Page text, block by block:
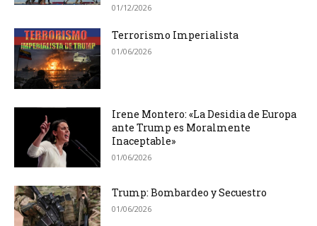
01/12/2026
Terrorismo Imperialista
01/06/2026
Irene Montero: «La Desidia de Europa
ante Trump es Moralmente
Inaceptable»
01/06/2026
Trump: Bombardeo y Secuestro
01/06/2026